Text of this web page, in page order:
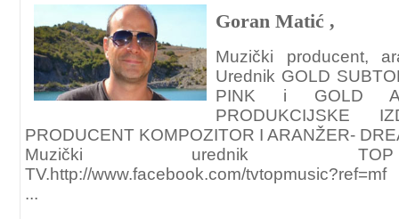
Goran Matić ,
Muzički producent,
Urednik GOLD
PINK i GOLD
PRODUKCIJSKE
PRODUCENT KOMPOZITOR I ARANŽER-
Muzički urednik
TV.http://www.facebook.com/tvtopmusic?ref=mf
...